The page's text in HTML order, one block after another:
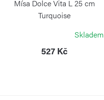
Mísa Dolce Vita L 25 cm
Turquoise
Skladem
527 Kč